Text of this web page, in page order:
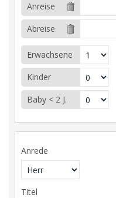
Anreise
Abreise
Erwachsene
Kinder
Baby < 2 J.
Anrede
Titel